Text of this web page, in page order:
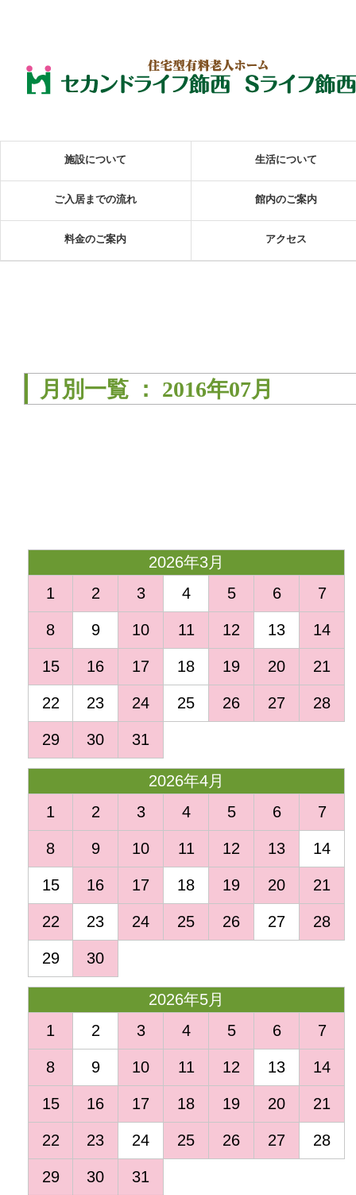
施設について 生活について
ご入居までの流れ 館内のご案内
料金のご案内 アクセス
月別一覧 ： 2016年07月
2026年3月
1
2 3 4 5 6 7
8 9 10 11 12 13 14
15 16 17 18 19 20 21
22 23 24 25 26 27 28
29 30 31
2026年4月
1
2 3 4 5 6 7
8 9 10 11 12 13 14
15 16 17 18 19 20 21
22 23 24 25 26 27 28
29 30
2026年5月
1
2 3 4 5 6 7
8 9 10 11 12 13 14
15 16 17 18 19 20 21
22 23 24 25 26 27 28
29 30 31